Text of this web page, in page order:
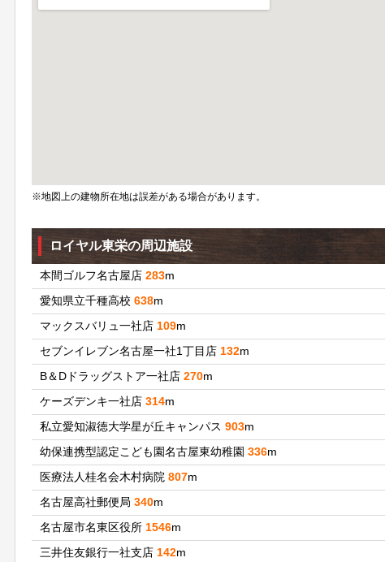
※地図上の建物所在地は誤差がある場合があります。
ロイヤル東栄の周辺施設
本間ゴルフ名古屋店 283m
愛知県立千種高校 638m
マックスバリュ一社店 109m
セブンイレブン名古屋一社1丁目店 132m
B＆Dドラッグストア一社店 270m
ケーズデンキ一社店 314m
私立愛知淑徳大学星が丘キャンパス 903m
幼保連携型認定こども園名古屋東幼稚園 336m
医療法人桂名会木村病院 807m
名古屋高社郵便局 340m
名古屋市名東区役所 1546m
三井住友銀行一社支店 142m